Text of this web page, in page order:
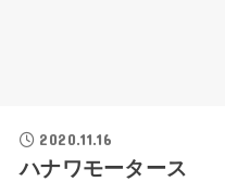
2020.11.16
ハナワモータース